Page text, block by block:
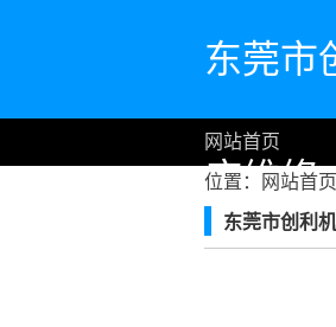
东莞市
床维修
网站首页
位置：
网站首页
东莞市创利